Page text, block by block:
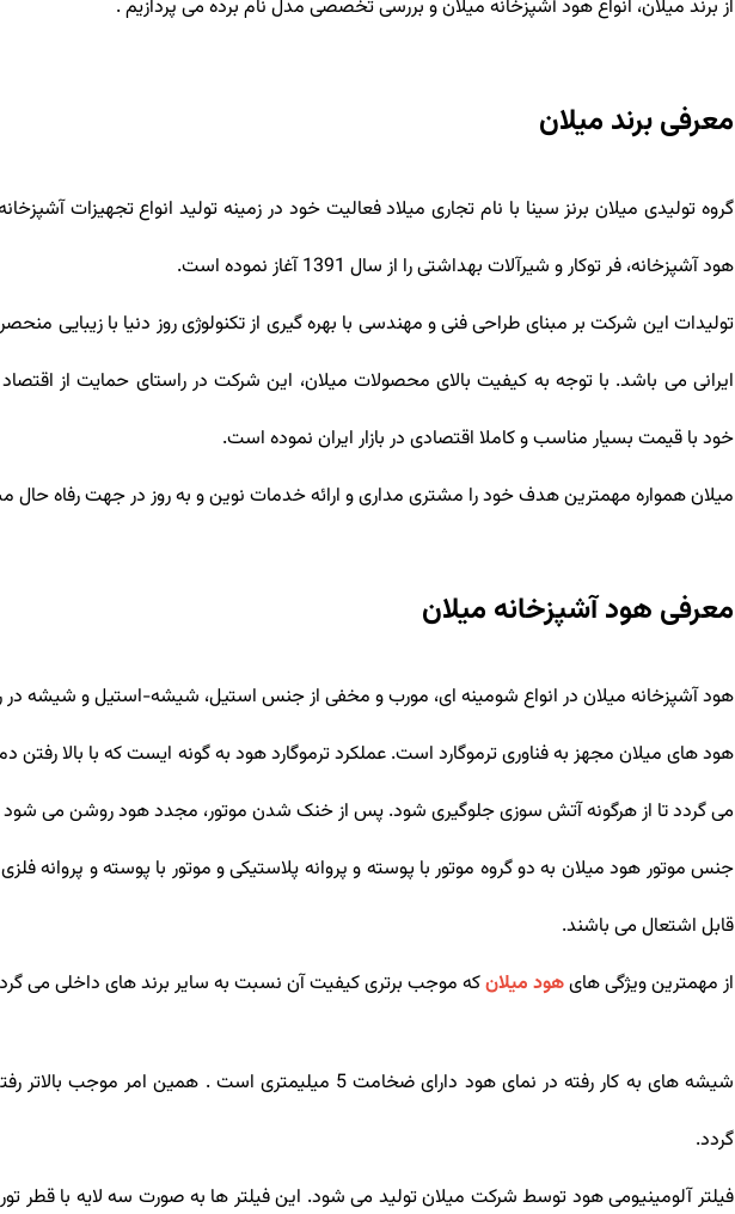
از برند میلان، انواع هود آشپزخانه میلان و بررسی تخصصی مدل نام برده می پردازیم .
معرفی برند میلان
گروه تولیدی میلان برنز سینا با نام تجاری میلاد فعالیت خود در زمینه تولید انواع تجهیزات
هود آشپزخانه، فر توکار و شیرآلات بهداشتی را از سال 1391 آغاز نموده است.
تولیدات این شرکت بر مبنای طراحی فنی و مهندسی با بهره گیری از تکنولوژی روز دنیا با زیبایی
ایرانی می باشد. با توجه به کیفیت بالای محصولات میلان، این شرکت در راستای حمایت از
خود با قیمت بسیار مناسب و کاملا اقتصادی در بازار ایران نموده است.
میلان همواره مهمترین هدف خود را مشتری مداری و ارائه خدمات نوین و به روز در جهت رفاه حال
معرفی هود آشپزخانه میلان
هود آشپزخانه میلان در انواع شومینه ای، مورب و مخفی از جنس استیل، شیشه-استیل و شیشه
هود های میلان مجهز به فناوری ترموگارد است. عملکرد ترموگارد هود به گونه ایست که با بالا رفتن
می گردد تا از هرگونه آتش سوزی جلوگیری شود. پس از خنک شدن موتور، مجدد هود روشن می شود
جنس موتور هود میلان به دو گروه موتور با پوسته و پروانه پلاستیکی و موتور با پوسته و پروانه
قابل اشتعال می باشند.
از مهمترین ویژگی هایهود میلانکه موجب برتری کیفیت آن نسبت به سایر برند های داخلی می
شیشه های به کار رفته در نمای هود دارای ضخامت 5 میلیمتری
گردد.